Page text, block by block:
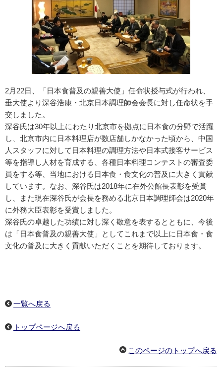
2月22日、「日本食普及の親善大使」任命状授与式が行われ、
垂大使より深谷浩康・北京日本調理師会会長に対し任命状を手
交しました。
深谷氏は30年以上にわたり北京市を拠点に日本食の分野で活躍
し、北京市内に日本料理店が数店舗しかなかった頃から、中国
人スタッフに対して日本料理の調理方法や日本式接客サービス
等を指導し人材を育成する、各種日本料理コンテストの審査委
員をする等、当地における日本食・食文化の普及に大きく貢献
しています。なお、深谷氏は2018年に在外公館長表彰を受賞
し、また現在深谷氏が会長を務める北京日本調理師会は2020年
に外務大臣表彰を受賞しました。
深谷氏の卓越した功績に対し深く敬意を表するとともに、今後
は「日本食普及の親善大使」としてこれまで以上に日本食・食
文化の普及に大きく貢献いただくことを期待しております。
一覧へ戻る
トップページへ戻る
このページのトップへ戻る